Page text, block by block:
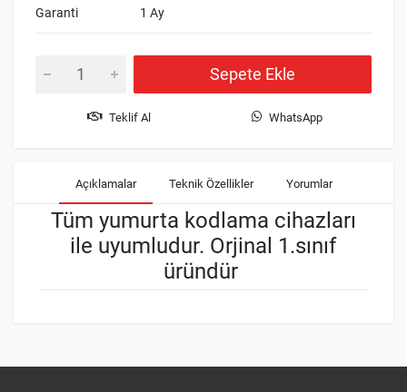
Garanti
1 Ay
Sepete Ekle
Teklif Al WhatsApp
Açıklamalar Teknik Özellikler Yorumlar
Tüm yumurta kodlama cihazları
ile uyumludur. Orjinal 1.sınıf
üründür